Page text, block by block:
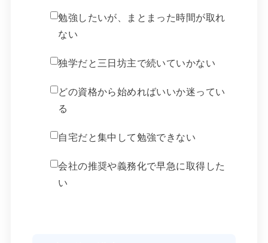
勉強したいが、まとまった時間が取れ
ない
独学だと三日坊主で続いていかない
どの資格から始めればいいか迷ってい
る
自宅だと集中して勉強できない
会社の推奨や義務化で早急に取得した
い